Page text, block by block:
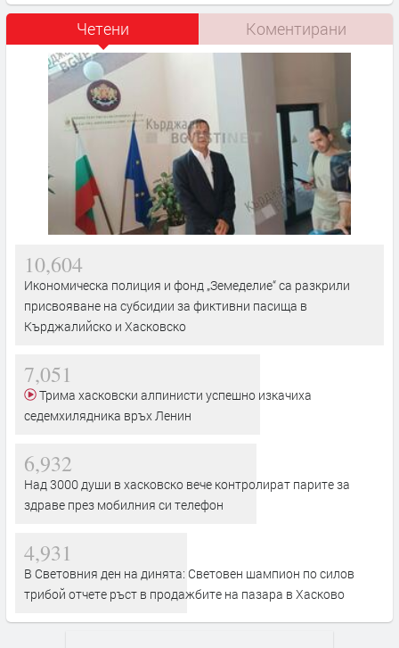
Четени Коментирани
10,604
Икономическа полиция и фонд „Земеделие“ са разкрили
присвояване на субсидии за фиктивни пасища в
Кърджалийско и Хасковско
7,051
седемхилядника връх Ленин
6,932
Над 3000 души в хасковско вече контролират парите за
здраве през мобилния си телефон
4,931
В Световния ден на динята: Световен шампион по силов
трибой отчете ръст в продажбите на пазара в Хасково